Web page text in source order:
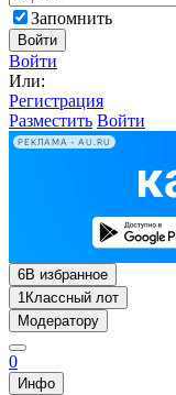
Запомнить
Войти
Войти
Или:
Регистрация
Разместить Войти
РЕКЛАМА • AU.RU
6В избранное
1Классный лот
Модератору
0
Инфо